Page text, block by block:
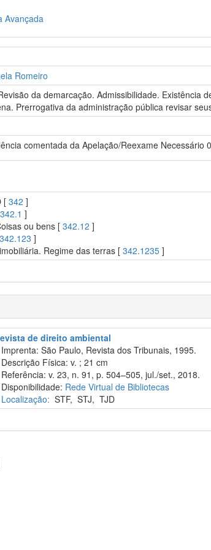
Avançada
Romeiro
da demarcação. Admissibilidade.
Prerrogativa da administração pública revisar
comentada da Apelação/Reexame Necessário
[342 ]
342.1 ]
ou bens [342.12 ]
342.123 ]
Regime das terras [342.1235 ]
de direito ambiental
Imprenta: São Paulo, Revista dos Tribunais, 1995.
Descrição Física: v. ; 21 cm
Referência: v. 23, n. 91, p. 504–505, jul./set., 2018.
Disponibilidade: Rede Virtual de Bibliotecas
Localização: STF,STJ,TJD